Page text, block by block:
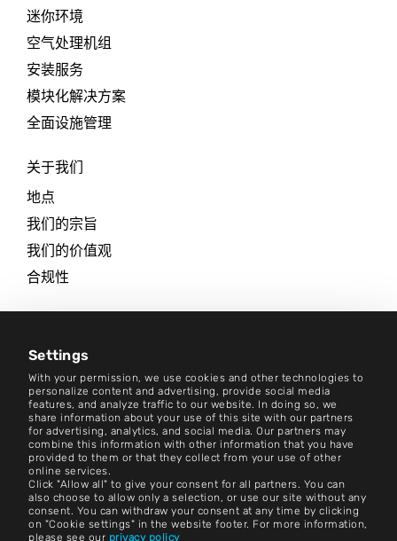
Settings
With your permission, we use cookies and other technologies to
personalize content and advertising, provide social media
features, and analyze traffic to our website. In doing so, we
share information about your use of this site with our partners
for advertising, analytics, and social media. Our partners may
combine this information with other information that you have
provided to them or that they collect from your use of other
online services.
Click "Allow all" to give your consent for all partners. You can
also choose to allow only a selection, or use our site without any
consent. You can withdraw your consent at any time by clicking
on "Cookie settings" in the website footer. For more information,
please see our privacy policy
迷你环境
空气处理机组
安装服务
模块化解决方案
全面设施管理
关于我们
地点
我们的宗旨
我们的价值观
合规性
新闻中心
联系方式
职业生涯
条款和条件
版本说明
法律声明